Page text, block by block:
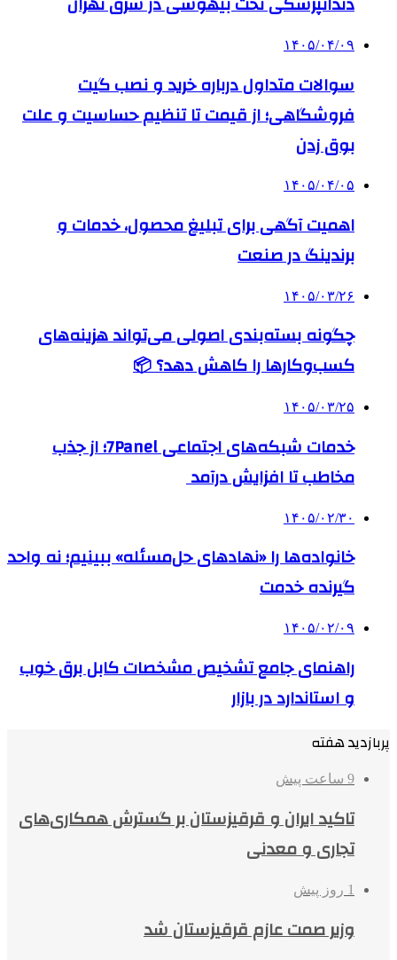
۱۴۰۵/۰۴/۰۹
سوالات متداول درباره خرید و نصب گیت
فروشگاهی؛ از قیمت تا تنظیم حساسیت و علت
بوق زدن
۱۴۰۵/۰۴/۰۵
اهمیت آگهی برای تبلیغ محصول، خدمات و
برندینگ در صنعت
۱۴۰۵/۰۳/۲۶
چگونه بسته‌بندی اصولی می‌تواند هزینه‌های
کسب‌وکارها را کاهش دهد؟ 📦
۱۴۰۵/۰۳/۲۵
خدمات شبکه‌های اجتماعی 7Panel؛ از جذب
مخاطب تا افزایش درآمد
۱۴۰۵/۰۲/۳۰
خانواده‌ها را «نهادهای حل‌مسئله» ببینیم؛ نه واحد
گیرنده خدمت
۱۴۰۵/۰۲/۰۹
راهنمای جامع تشخیص مشخصات کابل برق خوب
و استاندارد در بازار
پربازدید هفته
9 ساعت پیش
تاکید ایران و قرقیزستان بر گسترش همکاری‌های
تجاری و معدنی
1 روز پیش
وزیر صمت عازم قرقیزستان شد